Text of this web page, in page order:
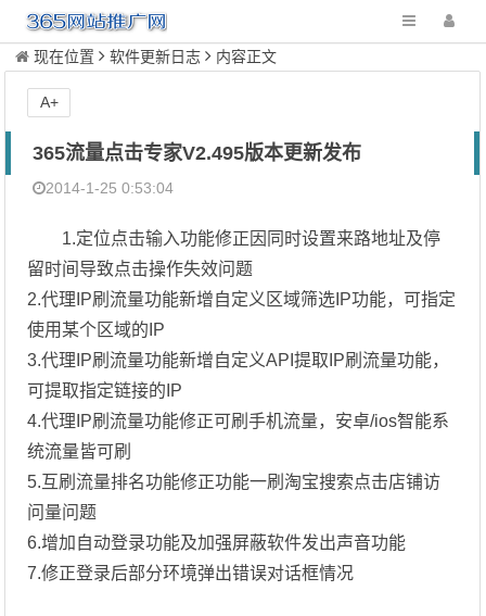
现在位置 软件更新日志 内容正文
365流量点击专家V2.495版本更新发布
2014-1-25 0:53:04
1.定位点击输入功能修正因同时设置来路地址及停
留时间导致点击操作失效问题
2.代理IP刷流量功能新增自定义区域筛选IP功能，可指定
使用某个区域的IP
3.代理IP刷流量功能新增自定义API提取IP刷流量功能，
可提取指定链接的IP
4.代理IP刷流量功能修正可刷手机流量，安卓/ios智能系
统流量皆可刷
5.互刷流量排名功能修正功能一刷淘宝搜索点击店铺访
问量问题
6.增加自动登录功能及加强屏蔽软件发出声音功能
7.修正登录后部分环境弹出错误对话框情况
A+